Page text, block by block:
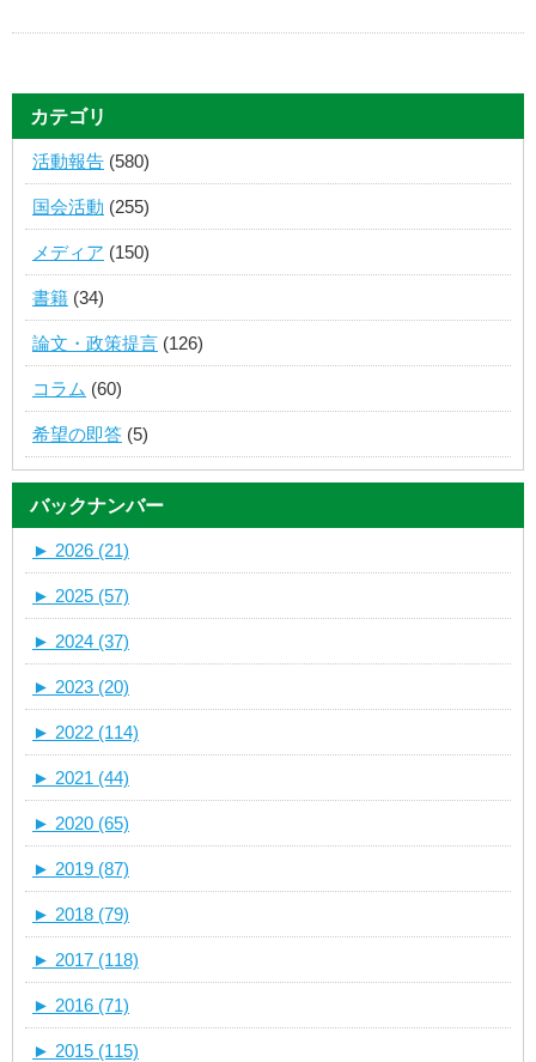
カテゴリ
活動報告 (580)
国会活動 (255)
メディア (150)
書籍 (34)
論文・政策提言 (126)
コラム (60)
希望の即答 (5)
バックナンバー
► 2026 (21)
► 2025 (57)
► 2024 (37)
► 2023 (20)
► 2022 (114)
► 2021 (44)
► 2020 (65)
► 2019 (87)
► 2018 (79)
► 2017 (118)
► 2016 (71)
► 2015 (115)